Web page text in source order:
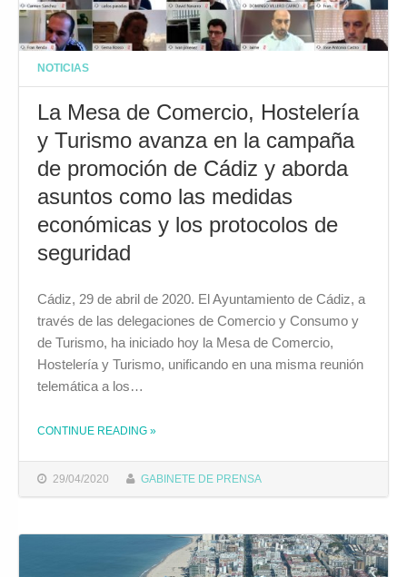
NOTICIAS
La Mesa de Comercio, Hostelería
y Turismo avanza en la campaña
de promoción de Cádiz y aborda
asuntos como las medidas
económicas y los protocolos de
seguridad
29/04/2020 GABINETE DE PRENSA
Cádiz, 29 de abril de 2020. El Ayuntamiento de Cádiz, a
través de las delegaciones de Comercio y Consumo y
de Turismo, ha iniciado hoy la Mesa de Comercio,
Hostelería y Turismo, unificando en una misma reunión
telemática a los…
CONTINUE READING »